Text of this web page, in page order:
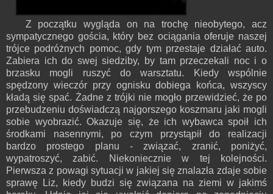
Z początku wygląda on na trochę nieobytego, acz
sympatycznego gościa, który bez ociągania oferuje naszej
trójce podróżnych pomoc, gdy tym przestaje działać auto.
Zabiera ich do swej siedziby, by tam przeczekali noc i o
brzasku mogli ruszyć do warsztatu. Kiedy wspólnie
spędzony wieczór przy ognisku dobiega końca, wszyscy
kładą się spać. Żadne z trójki nie mogło przewidzieć, że po
przebudzeniu doświadczą najgorszego koszmaru jaki mogli
sobie wyobrazić. Okazuje się, że ich wybawca spoił ich
środkami nasennymi, po czym przystąpił do realizacji
bardzo prostego planu - związać, zranić, poniżyć,
wypatroszyć, zabić. Niekoniecznie w tej kolejności.
Pierwsza z powagi sytuacji w jakiej się znalazła zdaje sobie
sprawę Liz, kiedy budzi się związana na ziemi w jakimś